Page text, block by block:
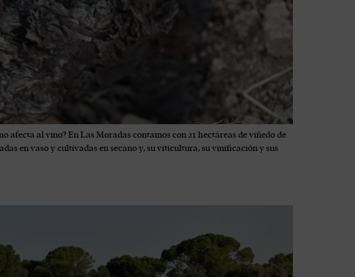
afecta al vino? En Las Moradas contamos con 21 hectáreas de viñedo de
en vaso y cultivadas en secano y, su viticultura, su vinificación y sus